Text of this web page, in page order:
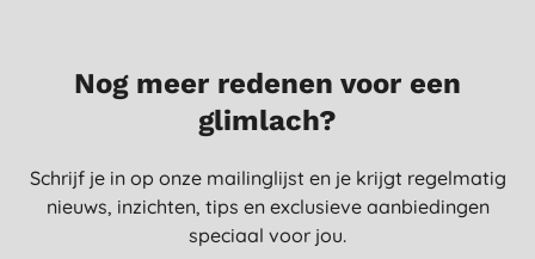
Nog meer redenen voor een
glimlach?
Schrijf je in op onze mailinglijst en je krijgt regelmatig
nieuws, inzichten, tips en exclusieve aanbiedingen
speciaal voor jou.